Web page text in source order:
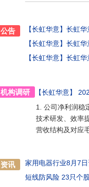
公告 【长虹华意】 长虹华
【长虹华意】 长虹华
【长虹华意】 长虹华
机构调研 【长虹华意】
1. 公司净利润稳
技术研发、效率
营收结构及对应
资讯
家用电器行业8月7
短线防风险 23只个